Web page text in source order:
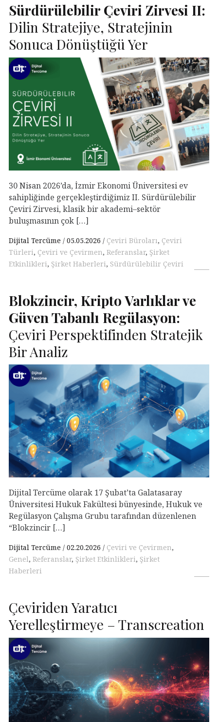
Sürdürülebilir Çeviri Zirvesi II:
Dilin Stratejiye, Stratejinin
Sonuca Dönüştüğü Yer
30 Nisan 2026’da, İzmir Ekonomi Üniversitesi ev
sahipliğinde gerçekleştirdiğimiz II. Sürdürülebilir
Çeviri Zirvesi, klasik bir akademi–sektör
buluşmasının çok […]
Dijital Tercüme 05.05.2026 Çeviri Büroları, Çeviri
Türleri, Çeviri ve Çevirmen, Referanslar, Şirket
Etkinlikleri, Şirket Haberleri, Sürdürülebilir Çeviri
Blokzincir, Kripto Varlıklar ve
Güven Tabanlı Regülasyon:
Çeviri Perspektifinden Stratejik
Bir Analiz
Dijital Tercüme olarak 17 Şubat’ta Galatasaray
Üniversitesi Hukuk Fakültesi bünyesinde, Hukuk ve
Regülasyon Çalışma Grubu tarafından düzenlenen
“Blokzincir […]
Dijital Tercüme 02.20.2026 Çeviri ve Çevirmen,
Genel, Referanslar, Şirket Etkinlikleri, Şirket
Haberleri
Çeviriden Yaratıcı
Yerelleştirmeye – Transcreation